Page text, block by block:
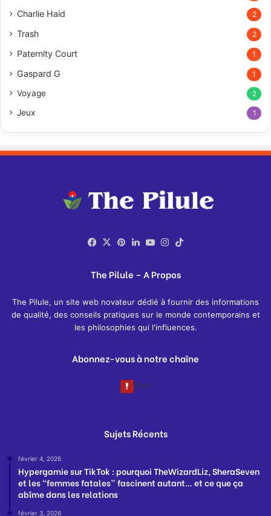
Charlie Haid 2
Trash 2
Paternity Court 1
Gaspard G 1
Voyage 2
Jeux 1
Facebook
X Pinterest
Linkedin
YouTubeInstagram
The Pilule – A Propos
The Pilule, un site web novateur dédié à fournir des informations
de qualité, des conseils pratiques sur le monde contemporains et
les philosophies qui l'influences.
Abonnez-vous à notre chaîne
Sujets Récents
février 4, 2026
Hypergamie sur TikTok : pourquoi TheWizardLiz, SheraSeven
et les “femmes fatales” fascinent autant… et ce que ça
abîme dans les relations
février 3, 2026